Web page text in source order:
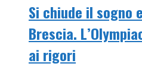
Si chiude il sogno
Brescia.
ai rigori